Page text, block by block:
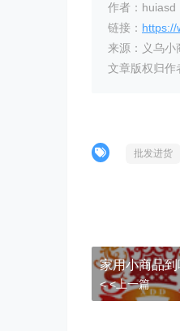
作者：huiasd
链接： https://
来源：义乌小
文章版权归作
批发进货
家用小商品
< <上一篇